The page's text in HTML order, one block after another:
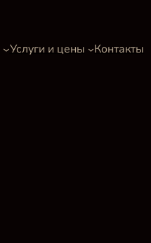
Услуги и цены Контакты